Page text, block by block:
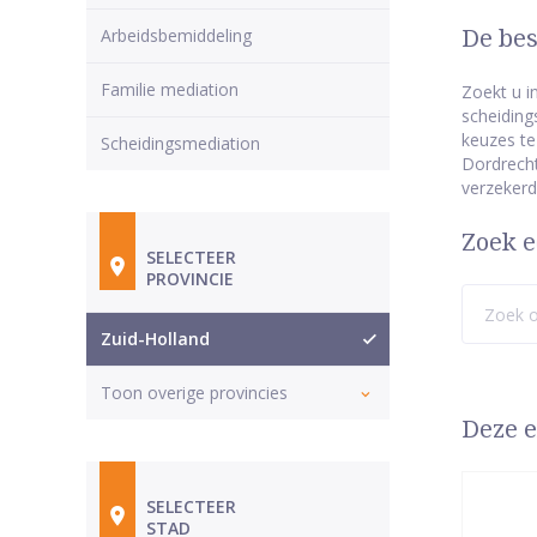
De
Zoekt u
keuzes
Zoek
Deze
Arbeidsbemiddeling
Familie mediation
Scheidingsmediation
SELECTEER
PROVINCIE
Zuid-Holland
Toon overige provincies
SELECTEER
STAD